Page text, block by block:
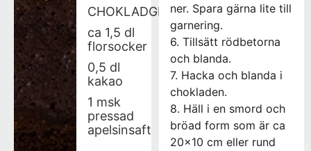
CHOKLADGLASYR
ca 1,5 dl
florsocker
0,5 dl
kakao
1 msk
pressad
apelsinsaft
ner. Spara gärna lite till
garnering.
6. Tillsätt rödbetorna
och blanda.
7. Hacka och blanda i
chokladen.
8. Häll i en smord och
bröad form som är ca
20×10 cm eller rund